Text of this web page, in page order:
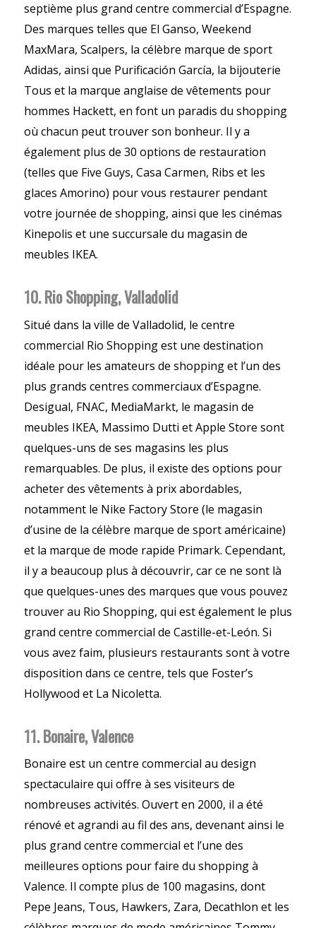
septième plus grand centre commercial d’Espagne.
Des marques telles que El Ganso, Weekend
MaxMara, Scalpers, la célèbre marque de sport
Adidas, ainsi que Purificación García, la bijouterie
Tous et la marque anglaise de vêtements pour
hommes Hackett, en font un paradis du shopping
où chacun peut trouver son bonheur. Il y a
également plus de 30 options de restauration
(telles que Five Guys, Casa Carmen, Ribs et les
glaces Amorino) pour vous restaurer pendant
votre journée de shopping, ainsi que les cinémas
Kinepolis et une succursale du magasin de
meubles IKEA.
10. Rio Shopping, Valladolid
Situé dans la ville de Valladolid, le centre
commercial Rio Shopping est une destination
idéale pour les amateurs de shopping et l’un des
plus grands centres commerciaux d’Espagne.
Desigual, FNAC, MediaMarkt, le magasin de
meubles IKEA, Massimo Dutti et Apple Store sont
quelques-uns de ses magasins les plus
remarquables. De plus, il existe des options pour
acheter des vêtements à prix abordables,
notamment le Nike Factory Store (le magasin
d’usine de la célèbre marque de sport américaine)
et la marque de mode rapide Primark. Cependant,
il y a beaucoup plus à découvrir, car ce ne sont là
que quelques-unes des marques que vous pouvez
trouver au Rio Shopping, qui est également le plus
grand centre commercial de Castille-et-León. Si
vous avez faim, plusieurs restaurants sont à votre
disposition dans ce centre, tels que Foster’s
Hollywood et La Nicoletta.
11. Bonaire, Valence
Bonaire est un centre commercial au design
spectaculaire qui offre à ses visiteurs de
nombreuses activités. Ouvert en 2000, il a été
rénové et agrandi au fil des ans, devenant ainsi le
plus grand centre commercial et l’une des
meilleures options pour faire du shopping à
Valence. Il compte plus de 100 magasins, dont
Pepe Jeans, Tous, Hawkers, Zara, Decathlon et les